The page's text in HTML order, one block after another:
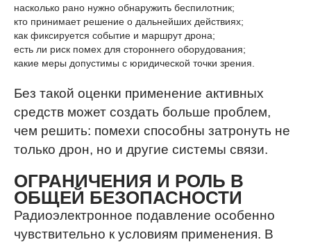
насколько рано нужно обнаружить беспилотник;
кто принимает решение о дальнейших действиях;
как фиксируется событие и маршрут дрона;
есть ли риск помех для стороннего оборудования;
какие меры допустимы с юридической точки зрения.
Без такой оценки применение активных
средств может создать больше проблем,
чем решить: помехи способны затронуть не
только дрон, но и другие системы связи.
ОГРАНИЧЕНИЯ И РОЛЬ В
ОБЩЕЙ БЕЗОПАСНОСТИ
Радиоэлектронное подавление особенно
чувствительно к условиям применения. В